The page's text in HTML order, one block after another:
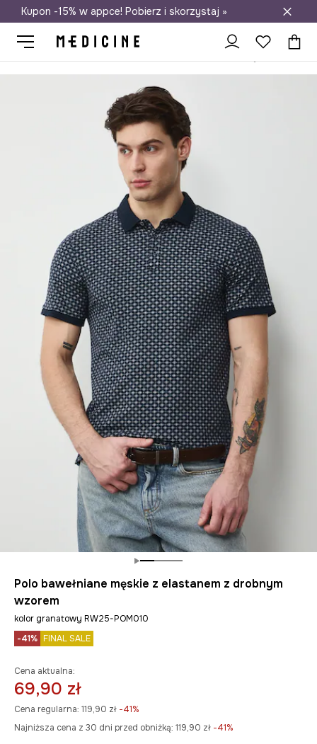
Darmowa dostawa do salonów
Kupon -15% w appce! Pobierz i skorzystaj »
Polo bawełniane męskie z elastanem z drobnym
wzorem
kolor granatowy RW25-POM010
-41% FINAL SALE
Cena aktualna:
69,90 zł
Cena regularna: 119,90 zł -41%
Najniższa cena z 30 dni przed obniżką: 119,90 zł -41%